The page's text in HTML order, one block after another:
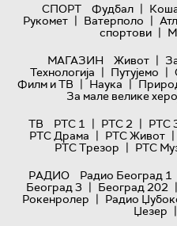
СПОРТ
Фудбал |
Рукомет | Ватерполо |
спортови |
МАГАЗИН
Живот |
Технологијa | Путујемо |
Филм и ТВ | Наука |
За мале велике
ТВ
РТС 1 | РТС 2 | РТС
РТС Драма | РТС Живот |
РТС Трезор | РТС
РАДИО
Радио Београд 1
Београд 3 | Београд 202 |
Рокенролер | Радио
Џезер |